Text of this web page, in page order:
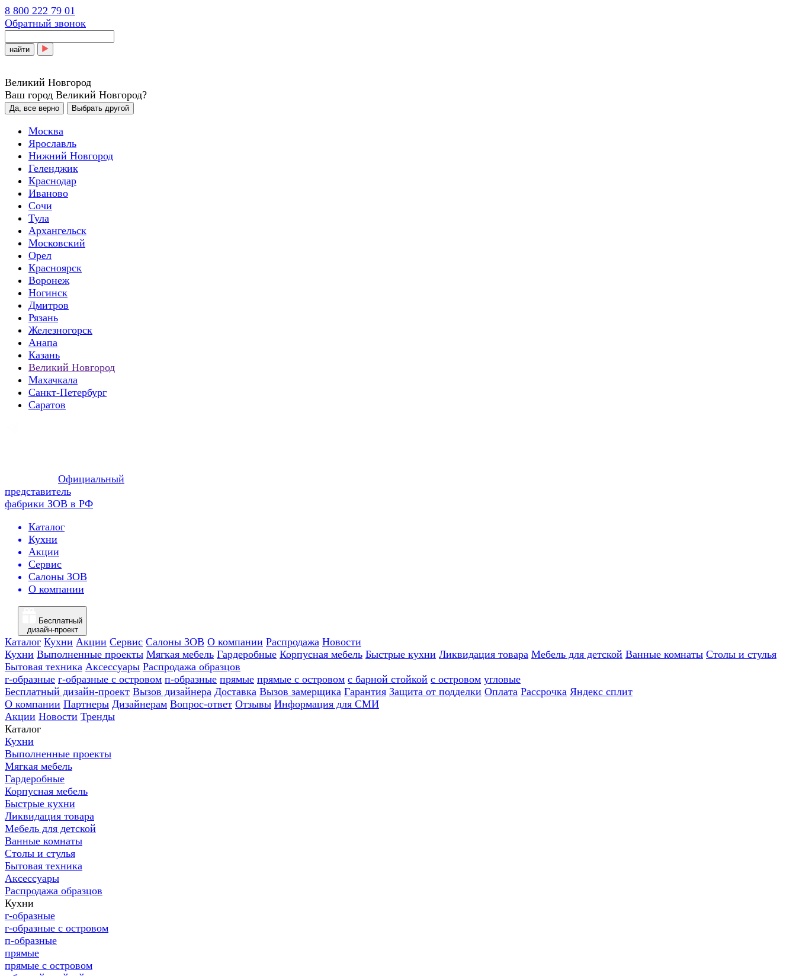
8 800 222 79 01
Обратный звонок
найти
Великий Новгород
Ваш город Великий Новгород?
Да, все верно Выбрать другой
Москва
Ярославль
Нижний Новгород
Геленджик
Краснодар
Иваново
Сочи
Тула
Архангельск
Московский
Орел
Красноярск
Воронеж
Ногинск
Дмитров
Рязань
Железногорск
Анапа
Казань
Великий Новгород
Махачкала
Санкт-Петербург
Саратов
Официальный
представитель
фабрики ЗОВ в РФ
Каталог
Кухни
Акции
Сервис
Салоны ЗОВ
О компании
Бесплатный
дизайн-проект
Каталог Кухни Акции Сервис Салоны ЗОВ О компании Распродажа Новости
Кухни Выполненные проекты Мягкая мебель Гардеробные Корпусная мебель Быстрые кухни Ликвидация товара Мебель для детской Ванные комнаты Столы и стулья
Бытовая техника Аксессуары Распродажа образцов
г-образные г-образные с островом п-образные прямые прямые с островом с барной стойкой с островом угловые
Бесплатный дизайн-проект Вызов дизайнера Доставка Вызов замерщика Гарантия Защита от подделки Оплата Рассрочка Яндекс сплит
О компании Партнеры Дизайнерам Вопрос-ответ Отзывы Информация для СМИ
Акции Новости Тренды
Каталог
Кухни
Выполненные проекты
Мягкая мебель
Гардеробные
Корпусная мебель
Быстрые кухни
Ликвидация товара
Мебель для детской
Ванные комнаты
Столы и стулья
Бытовая техника
Аксессуары
Распродажа образцов
Кухни
г-образные
г-образные с островом
п-образные
прямые
прямые с островом